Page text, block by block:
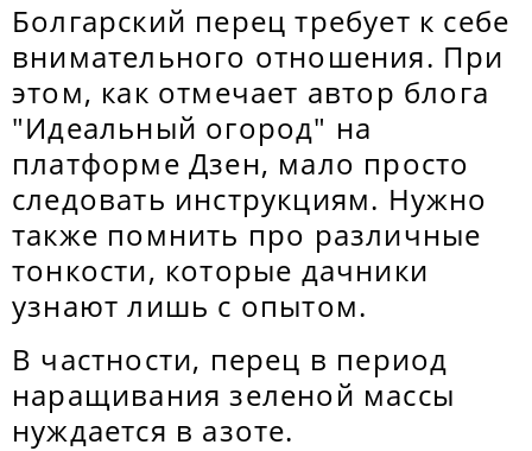
Болгарский перец требует к себе
внимательного отношения. При
этом, как отмечает автор блога
"Идеальный огород" на
платформе Дзен, мало просто
следовать инструкциям. Нужно
также помнить про различные
тонкости, которые дачники
узнают лишь с опытом.
В частности, перец в период
наращивания зеленой массы
нуждается в азоте.